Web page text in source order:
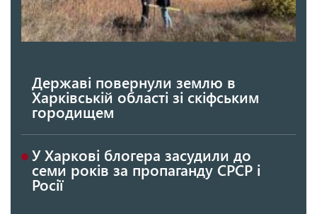
Державі повернули землю в
Харківській області зі скіфським
городищем
У Харкові блогера засудили до
семи років за пропаганду СРСР і
Росії